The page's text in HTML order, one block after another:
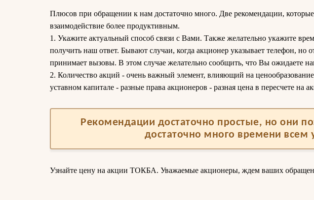
Плюсов при обращении к нам достаточно много. Две рекомендации, которые
взаимодействие более продуктивным.
1. Укажите актуальный способ связи с Вами. Также желательно укажите
получить наш ответ. Бывают случаи, когда акционер указывает телефон, но
принимает вызовы. В этом случае желательно сообщить, что Вы ожидаете
2. Количество акций - очень важный элемент, влияющий на
уставном капитале - разные права акционеров - разная цена в пересчете на
Рекомендации достаточно простые, но они
достаточно много времени всем
Узнайте цену на акции ТОКБА. Уважаемые акционеры, ждем ваших